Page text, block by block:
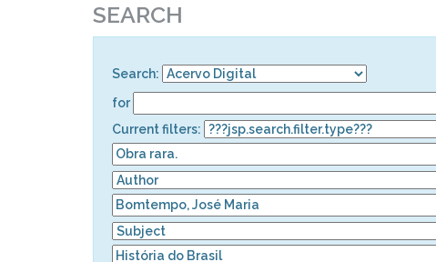
SEARCH
Search:
for
Current filters: